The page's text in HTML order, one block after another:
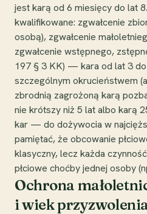
jest karą od 6 miesięcy do lat
kwalifikowane: zgwałcenie
osobą), zgwałcenie
zgwałcenie wstępnego,
197 § 3 KK) — kara od lat 3 do
szczególnym okrucieństwem
zbrodnią zagrożoną karą
nie krótszy niż 5 lat albo karą
kar — do dożywocia w
pamiętać, że obcowanie
klasyczny, lecz każda
płciowe choćby jednej osoby
Ochrona
i wiek